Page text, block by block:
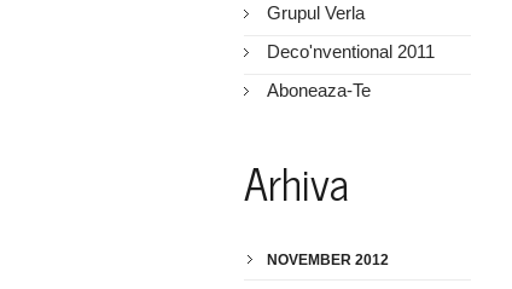
Grupul Verla
Deco'nventional 2011
Aboneaza-Te
Arhiva
NOVEMBER 2012